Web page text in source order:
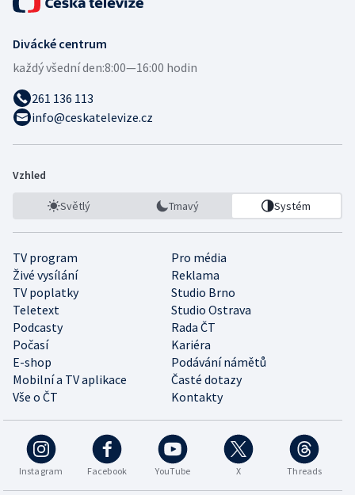
Divácké centrum
každý všední den:8:00—16:00 hodin
261 136 113
info@ceskatelevize.cz
Vzhled
Světlý Tmavý Systém
TV program
Pro média
Živé vysílání
Reklama
TV poplatky
Studio Brno
Teletext
Studio Ostrava
Podcasty
Rada ČT
Počasí
Kariéra
E-shop
Podávání námětů
Mobilní a TV aplikace
Časté dotazy
Vše o ČT
Kontakty
Instagram Facebook YouTube X Threads